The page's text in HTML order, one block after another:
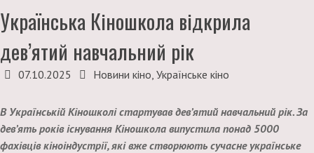
Українська Кіношкола відкрила
дев’ятий навчальний рік
07.10.2025 Новини кіно, Українське кіно
В Українській Кіношколі стартував дев’ятий навчальний рік. За
дев’ять років існування Кіношкола випустила понад 5000
фахівців кіноіндустрії, які вже створюють сучасне українське